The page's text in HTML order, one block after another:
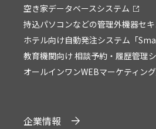
空き家データベースシステム
持込パソコンなどの管理外機器セ
ホテル向け自動発注システム「
教育機関向け 相談予約・履歴管理
オールインワンWEBマーケティン
企業情報